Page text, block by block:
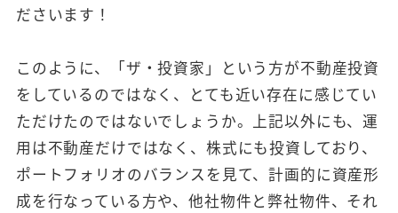
ださいます！
このように、「ザ・投資家」という方が不動産投資
をしているのではなく、とても近い存在に感じてい
ただけたのではないでしょうか。上記以外にも、運
用は不動産だけではなく、株式にも投資しており、
ポートフォリオのバランスを見て、計画的に資産形
成を行なっている方や、他社物件と弊社物件、それ